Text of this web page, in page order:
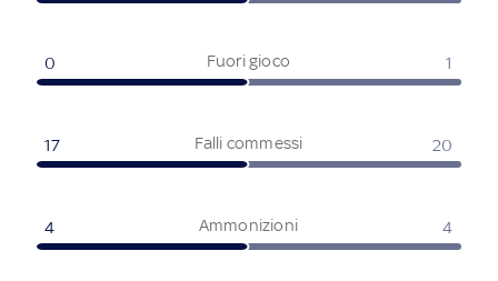
Fuori gioco
0 1
Falli commessi
17 20
Ammonizioni
4 4